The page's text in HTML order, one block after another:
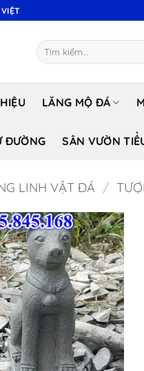
Tìm
kiếm:
LĂNG MỘ ĐÁ
ĐƯỜNG SÂN VƯỜN
LINH VẬT ĐÁ /